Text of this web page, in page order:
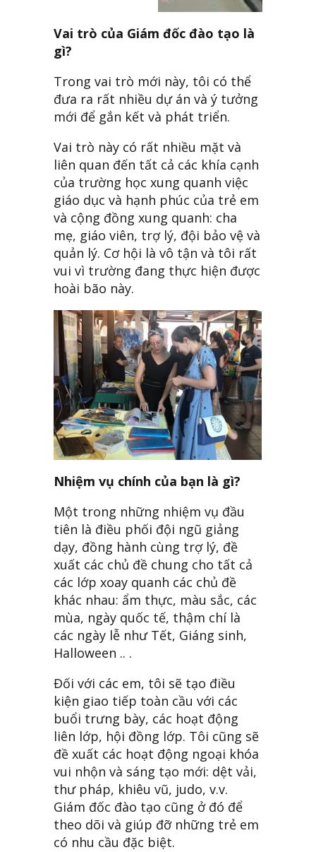
Vai trò của Giám đốc đào tạo là
gì?
Trong vai trò mới này, tôi có thể
đưa ra rất nhiều dự án và ý tưởng
mới để gắn kết và phát triển.
Vai trò này có rất nhiều mặt và
liên quan đến tất cả các khía cạnh
của trường học xung quanh việc
giáo dục và hạnh phúc của trẻ em
và cộng đồng xung quanh: cha
mẹ, giáo viên, trợ lý, đội bảo vệ và
quản lý. Cơ hội là vô tận và tôi rất
vui vì trường đang thực hiện được
hoài bão này.
Nhiệm vụ chính của bạn là gì?
Một trong những nhiệm vụ đầu
tiên là điều phối đội ngũ giảng
dạy, đồng hành cùng trợ lý, đề
xuất các chủ đề chung cho tất cả
các lớp xoay quanh các chủ đề
khác nhau: ẩm thực, màu sắc, các
mùa, ngày quốc tế, thậm chí là
các ngày lễ như Tết, Giáng sinh,
Halloween .. .
Đối với các em, tôi sẽ tạo điều
kiện giao tiếp toàn cầu với các
buổi trưng bày, các hoạt động
liên lớp, hội đồng lớp. Tôi cũng sẽ
đề xuất các hoạt động ngoại khóa
vui nhộn và sáng tạo mới: dệt vải,
thư pháp, khiêu vũ, judo, v.v.
Giám đốc đào tạo cũng ở đó để
theo dõi và giúp đỡ những trẻ em
có nhu cầu đặc biệt.